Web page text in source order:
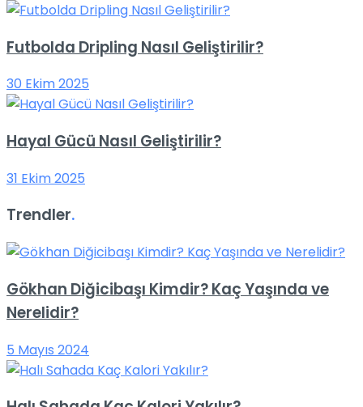
Futbolda Dripling Nasıl Geliştirilir?
30 Ekim 2025
Hayal Gücü Nasıl Geliştirilir?
31 Ekim 2025
Trendler.
Gökhan Diğicibaşı Kimdir? Kaç Yaşında ve
Nerelidir?
5 Mayıs 2024